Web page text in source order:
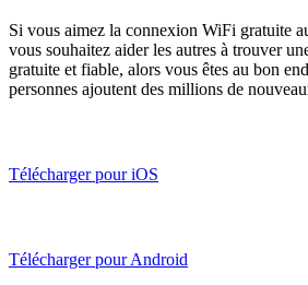
Si vous aimez la connexion WiFi gratuite
vous souhaitez aider les autres à trouver
gratuite et fiable, alors vous êtes au bon
personnes ajoutent des millions de
Télécharger pour iOS
Télécharger pour Android